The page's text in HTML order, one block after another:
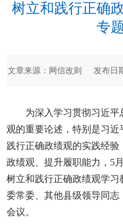
树立和践行正确
专
文章来源：网信改则 发布日
为深入学习贯彻习近
观的重要论述，特别是习
践行正确政绩观的实践经
政绩观、提升履职能力，5
树立和践行正确政绩观学
委常委、其他县级领导同
会议。